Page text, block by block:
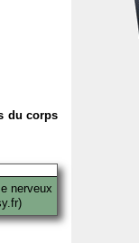
du corps
nerveux